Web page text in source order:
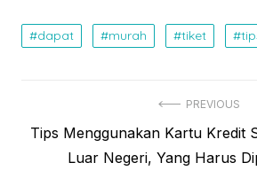
dapat murah tiket
navigation
PREVIOUS
Previous
Tips Menggunakan Kartu Kredit
Luar Negeri, Yang Harus